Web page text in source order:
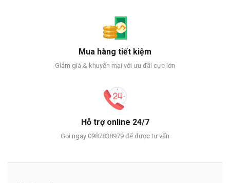
Mua hàng tiết kiệm
Giảm giá & khuyến mại với ưu đãi cực lớn
Hỗ trợ online 24/7
Gọi ngay 0987838979 để được tư vấn